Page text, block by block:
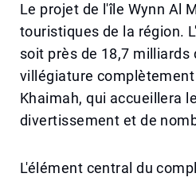
Le projet de l'île Wynn Al
touristiques de la région.
soit près de 18,7 milliards
villégiature complètement
Khaimah, qui accueillera
divertissement et de
L'élément central du